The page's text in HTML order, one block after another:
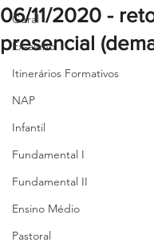
Geral
Ex-aluno
Itinerários Formativos
NAP
Infantil
Fundamental I
Fundamental II
Ensino Médio
Pastoral
06/11/2020 -
presencial